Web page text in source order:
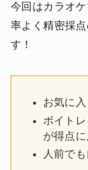
今回はカラオ
率よく精密採
す！
お気に
ボイト
が得点
人前で